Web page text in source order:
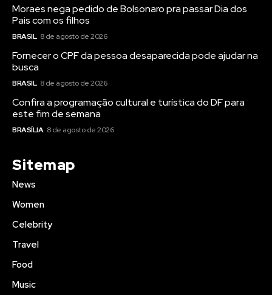
Moraes nega pedido de Bolsonaro pra passar Dia dos
Pais com os filhos
BRASIL 8 de agosto de 2026
Fornecer o CPF da pessoa desaparecida pode ajudar na
busca
BRASIL 8 de agosto de 2026
Confira a programação cultural e turística do DF para
este fim de semana
BRASÍLIA 8 de agosto de 2026
Sitemap
News
Women
Celebrity
Travel
Food
Music